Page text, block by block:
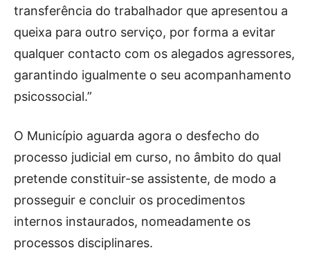
transferência do trabalhador que apresentou a
queixa para outro serviço, por forma a evitar
qualquer contacto com os alegados agressores,
garantindo igualmente o seu acompanhamento
psicossocial.”
O Município aguarda agora o desfecho do
processo judicial em curso, no âmbito do qual
pretende constituir-se assistente, de modo a
prosseguir e concluir os procedimentos
internos instaurados, nomeadamente os
processos disciplinares.